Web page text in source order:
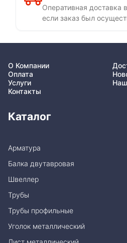
Оперативная доставка
если заказ был
О Компании
Оплата
Услуги
Контакты
Каталог
Арматура
Балка двутавровая
Швеллер
Трубы
Трубы профильные
Уголок металлический